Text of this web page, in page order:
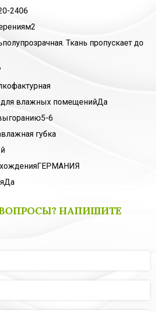
2406
м2
полупрозрачная. Ткань пропускает до
для влажных помещенийДа
5-6
влажная губка
ГЕРМАНИЯ
Да
НАПИШИТЕ